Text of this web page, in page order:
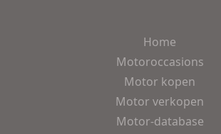
Home
Motoroccasions
Motor kopen
Motor verkopen
Motor-database